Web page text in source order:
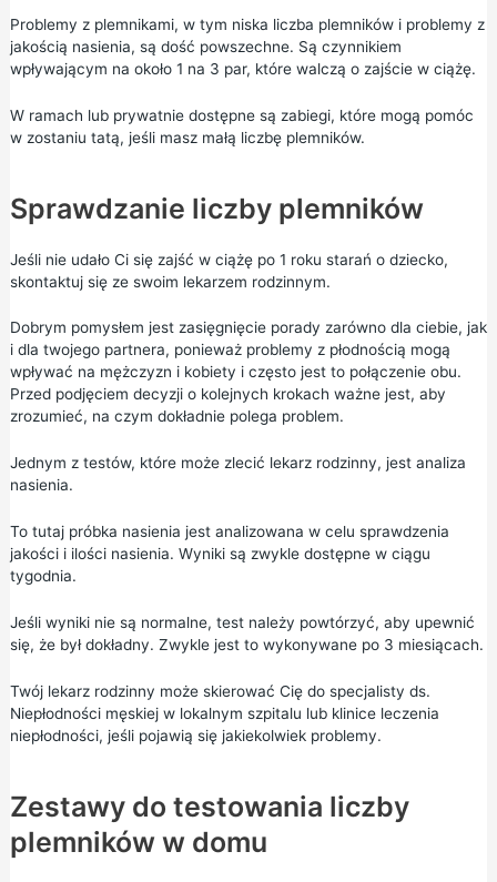
Problemy z plemnikami, w tym niska liczba plemników i problemy z
jakością nasienia, są dość powszechne. Są czynnikiem
wpływającym na około 1 na 3 par, które walczą o zajście w ciążę.
W ramach lub prywatnie dostępne są zabiegi, które mogą pomóc
w zostaniu tatą, jeśli masz małą liczbę plemników.
Sprawdzanie liczby plemników
Jeśli nie udało Ci się zajść w ciążę po 1 roku starań o dziecko,
skontaktuj się ze swoim lekarzem rodzinnym.
Dobrym pomysłem jest zasięgnięcie porady zarówno dla ciebie, jak
i dla twojego partnera, ponieważ problemy z płodnością mogą
wpływać na mężczyzn i kobiety i często jest to połączenie obu.
Przed podjęciem decyzji o kolejnych krokach ważne jest, aby
zrozumieć, na czym dokładnie polega problem.
Jednym z testów, które może zlecić lekarz rodzinny, jest analiza
nasienia.
To tutaj próbka nasienia jest analizowana w celu sprawdzenia
jakości i ilości nasienia. Wyniki są zwykle dostępne w ciągu
tygodnia.
Jeśli wyniki nie są normalne, test należy powtórzyć, aby upewnić
się, że był dokładny. Zwykle jest to wykonywane po 3 miesiącach.
Twój lekarz rodzinny może skierować Cię do specjalisty ds.
Niepłodności męskiej w lokalnym szpitalu lub klinice leczenia
niepłodności, jeśli pojawią się jakiekolwiek problemy.
Zestawy do testowania liczby
plemników w domu